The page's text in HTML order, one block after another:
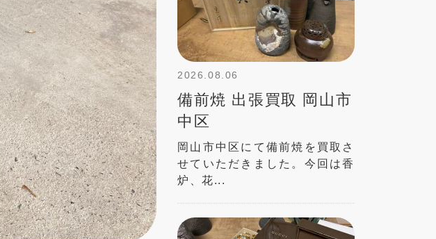
2026.08.06
備前焼 出張買取 岡山市
中区
岡山市中区にて備前焼を買取さ
せていただきました。今回は香
炉、花...